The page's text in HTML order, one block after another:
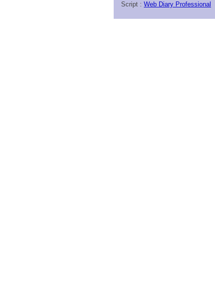
Script : Web Diary Professional